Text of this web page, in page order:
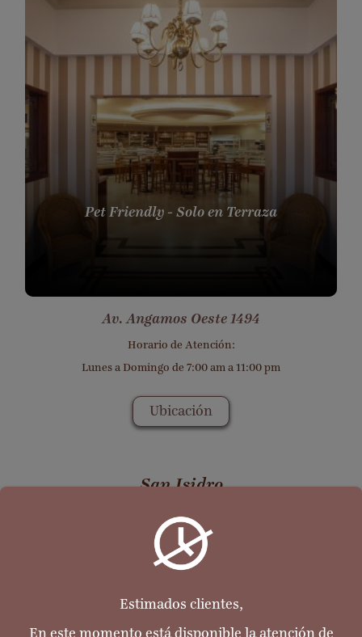
Pet Friendly - Solo en Terraza
Av. Angamos Oeste 1494
Horario de Atención:
Lunes a Domingo de 7:00 am a 11:00 pm
Ubicación
San Isidro
Estimados clientes,
En este momento está disponible la atención de